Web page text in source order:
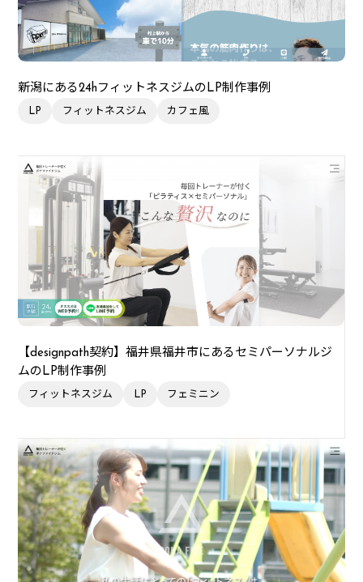
新潟にある24hフィットネスジムのLP制作事例
LP フィットネスジム カフェ風
【designpath契約】福井県福井市にあるセミパーソナルジ
ムのLP制作事例
フィットネスジム LP フェミニン